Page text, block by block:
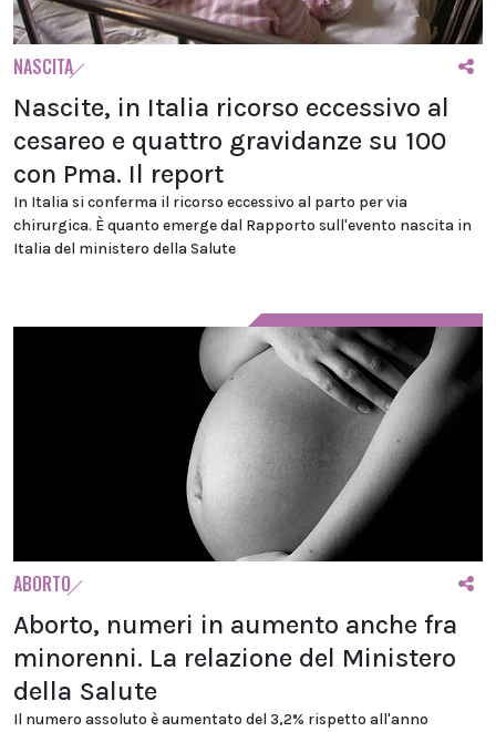
NASCITA
Nascite, in Italia ricorso eccessivo al
cesareo e quattro gravidanze su 100
con Pma. Il report
In Italia si conferma il ricorso eccessivo al parto per via
chirurgica. È quanto emerge dal Rapporto sull'evento nascita in
Italia del ministero della Salute
ABORTO
Aborto, numeri in aumento anche fra
minorenni. La relazione del Ministero
della Salute
Il numero assoluto è aumentato del 3,2% rispetto all'anno